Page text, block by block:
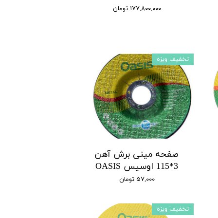
۱۷۷,۸۰۰,۰۰۰ تومان
صفحه مینی برش آهن
3*115 اوسیس OASIS
۵۷,۰۰۰ تومان
تخفیف ویزه
تخفیف ویزه